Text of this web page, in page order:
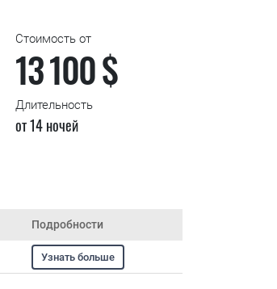
Стоимость от
13 100 $
Длительность
от 14 ночей
Подробности
Узнать больше